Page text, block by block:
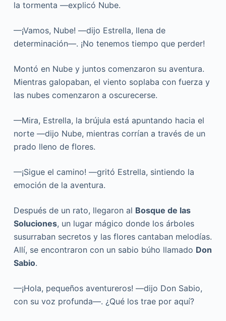
la tormenta —explicó Nube.
—¡Vamos, Nube! —dijo Estrella, llena de
determinación—. ¡No tenemos tiempo que perder!
Montó en Nube y juntos comenzaron su aventura.
Mientras galopaban, el viento soplaba con fuerza y
las nubes comenzaron a oscurecerse.
—Mira, Estrella, la brújula está apuntando hacia el
norte —dijo Nube, mientras corrían a través de un
prado lleno de flores.
—¡Sigue el camino! —gritó Estrella, sintiendo la
emoción de la aventura.
Después de un rato, llegaron al Bosque de las
Soluciones, un lugar mágico donde los árboles
susurraban secretos y las flores cantaban melodías.
Allí, se encontraron con un sabio búho llamado Don
Sabio.
—¡Hola, pequeños aventureros! —dijo Don Sabio,
con su voz profunda—. ¿Qué los trae por aquí?